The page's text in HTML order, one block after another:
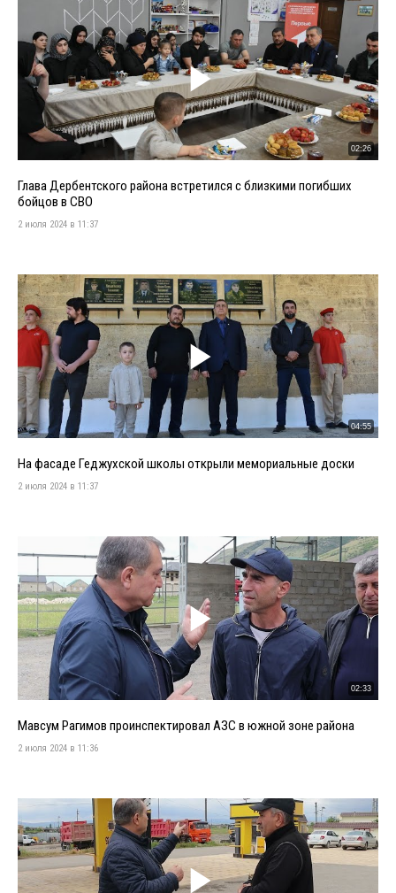
02:26
Глава Дербентского района встретился с близкими погибших
бойцов в СВО
2 июля 2024 в 11:37
04:55
На фасаде Геджухской школы открыли мемориальные доски
2 июля 2024 в 11:37
02:33
Мавсум Рагимов проинспектировал АЗС в южной зоне района
2 июля 2024 в 11:36